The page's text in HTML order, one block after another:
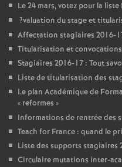
Le 24 mars, votez pour la liste
?valuation du stage et
Affectation stagiaires 2016-
Titularisation et
Stagiaires 2016-17 : Tout
Liste de titularisation des
Le plan Académique de
« reformes »
Informations de rentrée des
Teach for France : quand le
Liste des supports stagiaires
Circulaire mutations inter-